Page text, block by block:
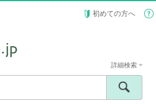
初めての方へ
詳細検索